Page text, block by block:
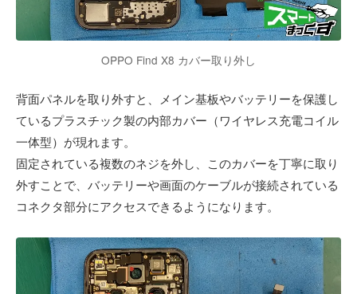
OPPO Find X8 カバー取り外し
背面パネルを取り外すと、メイン基板やバッテリーを保護し
ているプラスチック製の内部カバー（ワイヤレス充電コイル
一体型）が現れます。
固定されている複数のネジを外し、このカバーを丁寧に取り
外すことで、バッテリーや画面のケーブルが接続されている
コネクタ部分にアクセスできるようになります。